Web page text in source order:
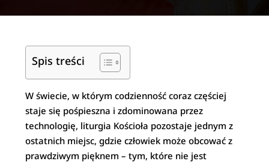
Spis treści
W świecie, w którym codzienność coraz częściej
staje się pośpieszna i zdominowana przez
technologię, liturgia Kościoła pozostaje jednym z
ostatnich miejsc, gdzie człowiek może obcować z
prawdziwym pięknem – tym, które nie jest